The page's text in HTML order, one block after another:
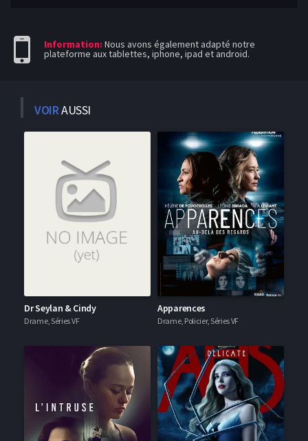
Information: Nous avons également adapté notre
plateforme aux tablettes, iphone, ipad et android.
VOIRAUSSI
Dr Seylan & Cindy
Drame, Séries VF
Apparences
Drame, Policier, Séries VF